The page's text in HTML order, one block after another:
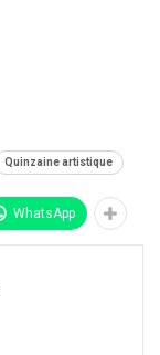
Quinzaine artistique
WhatsApp